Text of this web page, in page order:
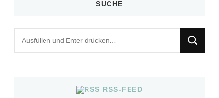
SUCHE
du
RSS-FEED